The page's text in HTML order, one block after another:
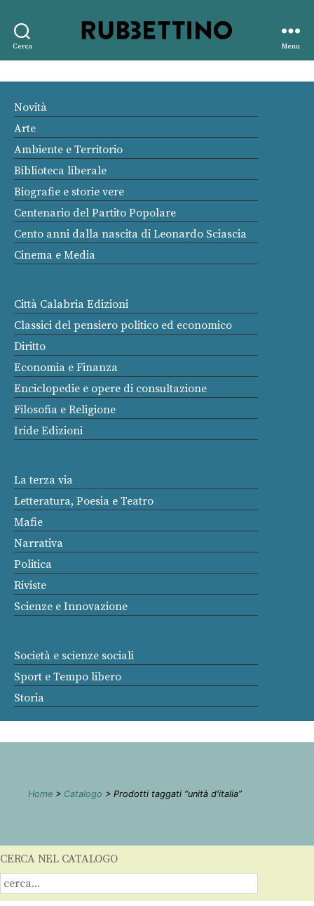
Cerca
editore
Menu
Novità
Arte
Ambiente e Territorio
Biblioteca liberale
Biografie e storie vere
Centenario del Partito Popolare
Cento anni dalla nascita di Leonardo Sciascia
Cinema e Media
Città Calabria Edizioni
Classici del pensiero politico ed economico
Diritto
Economia e Finanza
Enciclopedie e opere di consultazione
Filosofia e Religione
Iride Edizioni
La terza via
Letteratura, Poesia e Teatro
Mafie
Narrativa
Politica
Riviste
Scienze e Innovazione
Società e scienze sociali
Sport e Tempo libero
Storia
Home > Catalogo > Prodotti taggati “unità d'italia”
CERCA NEL CATALOGO